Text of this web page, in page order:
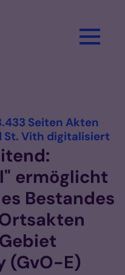
Seiten Akten
St. Vith digitalisiert
ermöglicht
Bestandes
(GvO-E)